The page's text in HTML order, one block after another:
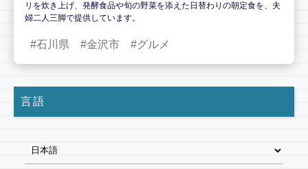
リを炊き上げ、発酵食品や旬の野菜を添えた日替わりの朝定食を、夫
婦二人三脚で提供しています。
石川県 金沢市 グルメ
言語